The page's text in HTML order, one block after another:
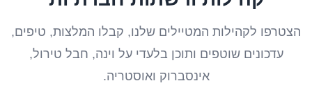
הצטרפו לקהילות המטיילים שלנו, קבלו המלצות, טיפים,
עדכונים שוטפים ותוכן בלעדי על וינה, חבל טירול,
אינסברוק ואוסטריה.